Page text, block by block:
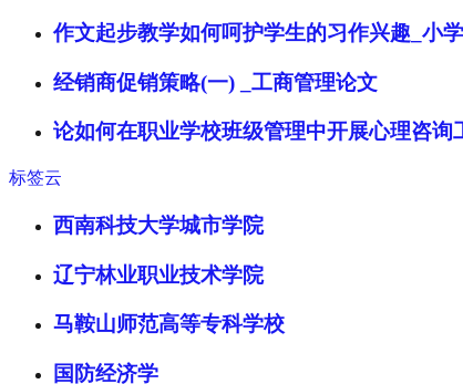
作文起步教学如何呵护学生的习作兴趣_小
经销商促销策略(一) _工商管理论文
论如何在职业学校班级管理中开展心理咨询
标签云
西南科技大学城市学院
辽宁林业职业技术学院
马鞍山师范高等专科学校
国防经济学